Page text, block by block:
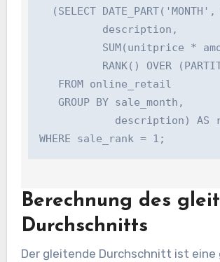
(SELECT
          description,
SUM(unitprice *
RANK() OVER
   FROM online_retail
   GROUP BY sale_month,
description) AS
Berechnung des
Durchschnitts
Der gleitende Durchschnitt ist eine